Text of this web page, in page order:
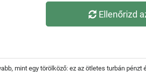
Ellenőrizd
mint egy törölköző: ez az ötletes turbán